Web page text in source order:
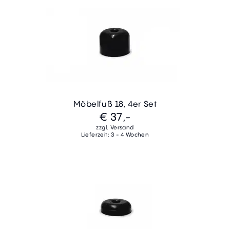
Möbelfuß 18, 4er Set
€ 37,-
zzgl. Versand
Lieferzeit: 3 - 4 Wochen